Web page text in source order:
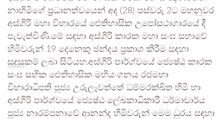
නාහිමිගේ ප්‍රධානත්වයෙන් අද (28) පස්වරු 2ට මහනුවර
අස්ගිරි මහා විහාරයේ ඓතිහාසික උපෝසථාගාරයේ දී
පැවැත්විණි.මේ සඳහා අස්ගිරි කාරක මහා සංඝ සභාවේ
හිමිවරුන් 19 දෙනෙකු ඡන්දය ප්‍රකාශ කිරීම සඳහා
සුදුසුකම් ලබා සිටියහ.අස්ගිරි පාර්ශ්වයේ ජ්‍යෙෂ්ඨ කාරක
සංඝ සභික ඓතිහාසික මහියංගනය රජමහා
විහාරාධිපති පූජ්‍ය උරුලෑවත්තේ ධම්මරක්ඛිත හිමි හා
අස්ගිරි පාර්ශ්වයේ ජ්‍යෙෂ්ඨ ලේඛකාධිකාරී ධර්මාචාර්ය
පූජ්‍ය නාරම්පනාවේ ආනන්ද හිමිවරුන් මෙම ධුරය සඳහා